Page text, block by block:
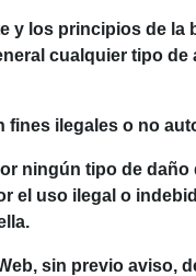
y los principios de la
cualquier tipo de
fines ilegales o no
ningún tipo de daño
el uso ilegal o
sin previo aviso,